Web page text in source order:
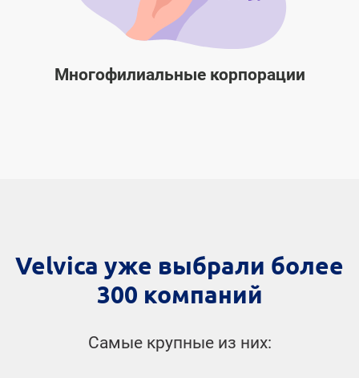
Многофилиальные корпорации
Velvica уже выбрали более
300 компаний
Самые крупные из них: